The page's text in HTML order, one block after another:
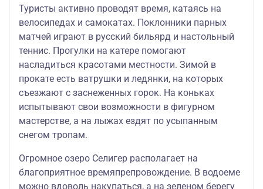
Туристы активно проводят время, катаясь на
велосипедах и самокатах. Поклонники парных
матчей играют в русский бильярд и настольный
теннис. Прогулки на катере помогают
насладиться красотами местности. Зимой в
прокате есть ватрушки и ледянки, на которых
съезжают с заснеженных горок. На коньках
испытывают свои возможности в фигурном
мастерстве, а на лыжах ездят по усыпанным
снегом тропам.
Огромное озеро Селигер располагает на
благоприятное времяпрепровождение. В водоеме
можно вдоволь накупаться, а на зеленом берегу